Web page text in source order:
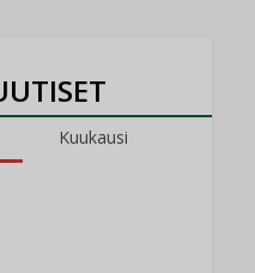
Kuukausi